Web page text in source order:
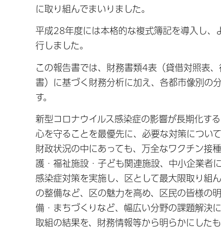
に取り組んでまいりました。
平成28年度には本格的な複式簿記を導入し、
行しました。
この報告書では、財務書類4表（貸借対照表
書）に基づく財務分析に加え、各都市像別の
す。
新型コロナウイルス感染症の影響が長期化す
心を守ることを最優先に、必要な対策につい
財政状況の中にあっても、万全なワクチン接
護・福祉施設・子ども関連施設、中小企業者
感染症対策を実施し、区として最大限取り組
の整備など、区の魅力を高め、区民の皆様の
備・まちづくりなど、幅広い分野の課題解決
取組の結果を、財務情報等から明らかにした